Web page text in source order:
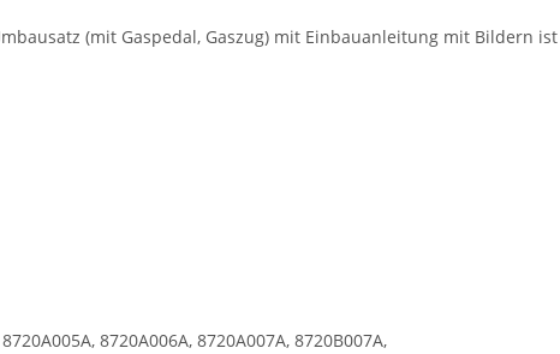
(mit Gaspedal, Gaszug) mit Einbauanleitung mit Bildern
8720A006A, 8720A007A, 8720B007A,